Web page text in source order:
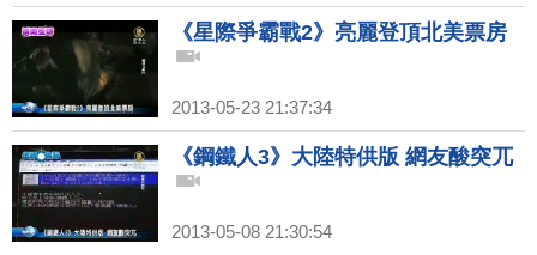
《星際爭霸戰2》亮麗登頂北美票房
2013-05-23 21:37:34
《鋼鐵人3》大陸特供版 網友酸突兀
2013-05-08 21:30:54